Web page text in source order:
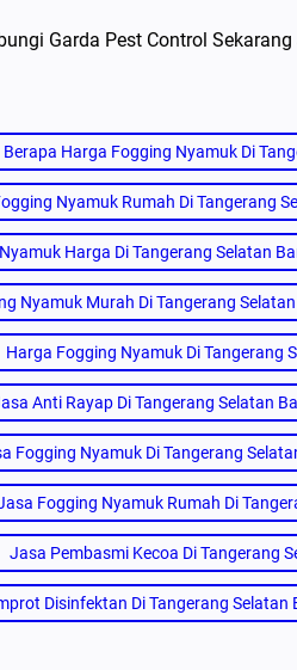
Garda Pest Control Sekarang
Berapa Harga Fogging Nyamuk Di
Nyamuk Rumah Di Tangerang
Harga Di Tangerang Selatan
Nyamuk Murah Di Tangerang
Harga Fogging Nyamuk Di Tangerang
Anti Rayap Di Tangerang Selatan
Fogging Nyamuk Di Tangerang
Fogging Nyamuk Rumah Di
Jasa Pembasmi Kecoa Di Tangerang
Disinfektan Di Tangerang Selatan